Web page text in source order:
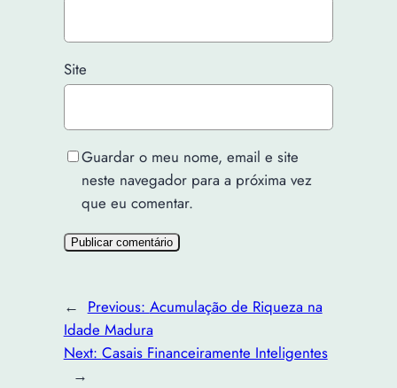
Site
Guardar o meu nome, email e site
neste navegador para a próxima vez
que eu comentar.
← Previous: Acumulação de Riqueza na
Idade Madura
Next: Casais Financeiramente Inteligentes
→